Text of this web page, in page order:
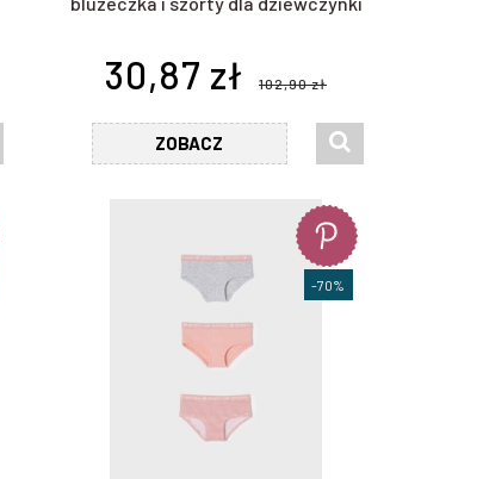
30,87 zł 102,90 zł
ZOBACZ
-70%